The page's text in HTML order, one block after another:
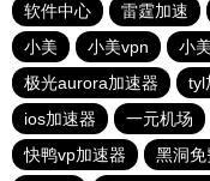
软件中心
雷霆加速
小美
小美vpn 小
极光aurora加速器
tyl
ios加速器
一元机场
快鸭vp加速器
黑洞